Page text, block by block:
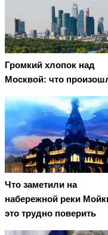
Громкий хлопок над
Москвой: что
Что заметили на
набережной реки
это трудно поверить